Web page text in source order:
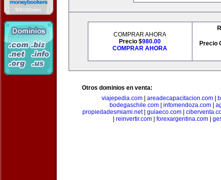
COMPRAR AHORA
Precio $980.00
COMPRAR AHORA
Precio
Otros dominios en venta:
viajepedia.com| areadecapacitacion.com|
bodegaschile.com| infomendoza.com|
propiedadesmiami.net| guiaeco.com|
reinvertir.com| forexargentina.com|